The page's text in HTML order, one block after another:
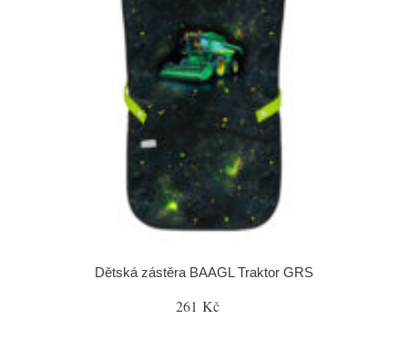
Dětská zástěra BAAGL Traktor GRS
261 Kč